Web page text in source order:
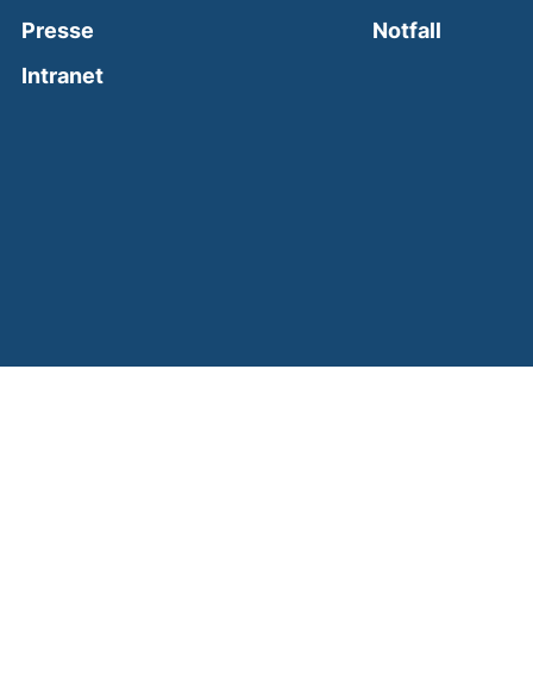
Presse
Intranet(external link, opens in a new window)
Notfall